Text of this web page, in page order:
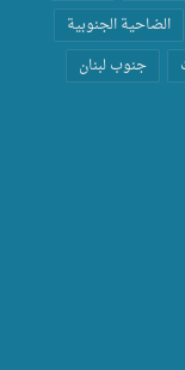
الضاحية الجنوبية
جنوب لبنان